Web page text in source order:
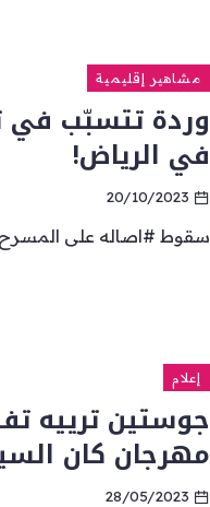
مشاهير إقليمية
وردة تتسبّب في
في الرياض!
20/10/2023
سقوط #اصاله على
إعلام
جوستين ترييه
مهرجان كان
28/05/2023